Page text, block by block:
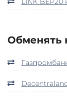
Обменять